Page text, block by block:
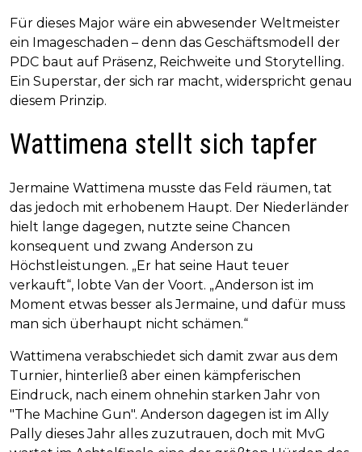
Für dieses Major wäre ein abwesender Weltmeister
ein Imageschaden – denn das Geschäftsmodell der
PDC baut auf Präsenz, Reichweite und Storytelling.
Ein Superstar, der sich rar macht, widerspricht genau
diesem Prinzip.
Wattimena stellt sich tapfer
Jermaine Wattimena musste das Feld räumen, tat
das jedoch mit erhobenem Haupt. Der Niederländer
hielt lange dagegen, nutzte seine Chancen
konsequent und zwang Anderson zu
Höchstleistungen. „Er hat seine Haut teuer
verkauft“, lobte Van der Voort. „Anderson ist im
Moment etwas besser als Jermaine, und dafür muss
man sich überhaupt nicht schämen.“
Wattimena verabschiedet sich damit zwar aus dem
Turnier, hinterließ aber einen kämpferischen
Eindruck, nach einem ohnehin starken Jahr von
"The Machine Gun". Anderson dagegen ist im Ally
Pally dieses Jahr alles zuzutrauen, doch mit MvG